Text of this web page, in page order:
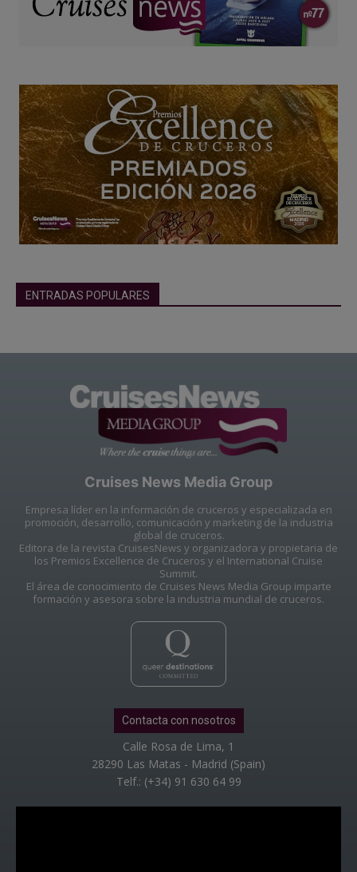
ENTRADAS POPULARES
Cruises News Media Group
Empresa líder en la información de cruceros y especializada en
promoción, desarrollo, comunicación y marketing de la industria
global de cruceros.
Editora de la revista CruisesNews y organizadora y propietaria de
los Premios Excellence de Cruceros y el International Cruise
Summit.
El área de conocimiento de Cruises News Media Group imparte
formación y asesora sobre la industria mundial de cruceros.
Contacta con nosotros
Calle Rosa de Lima, 1
28290 Las Matas - Madrid (Spain)
Telf.: (+34) 91 630 64 99